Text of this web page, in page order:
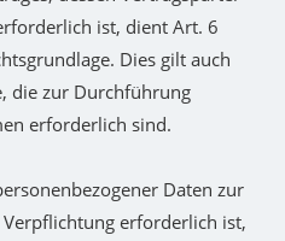
ist, dient Art. 6
Dies gilt auch
die zur Durchführung
erforderlich sind.
Daten zur
erforderlich ist,